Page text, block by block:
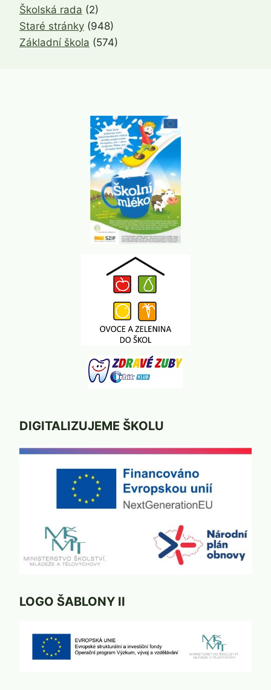
Školská rada (2)
Staré stránky (948)
Základní škola (574)
DIGITALIZUJEME ŠKOLU
LOGO ŠABLONY II